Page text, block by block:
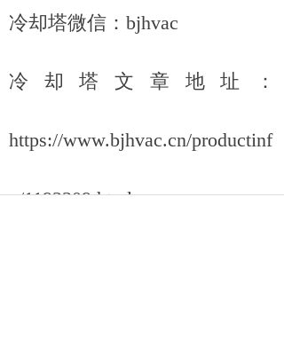
冷却塔微信：bjhvac
冷却塔文章地址：
https://www.bjhvac.cn/productinf
o/1192309.html